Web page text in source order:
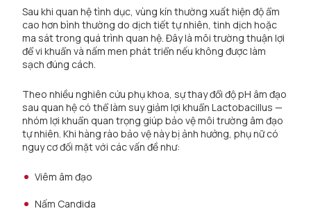
Sau khi quan hệ tình dục, vùng kín thường xuất hiện độ ẩm
cao hơn bình thường do dịch tiết tự nhiên, tinh dịch hoặc
ma sát trong quá trình quan hệ. Đây là môi trường thuận lợi
để vi khuẩn và nấm men phát triển nếu không được làm
sạch đúng cách.
Theo nhiều nghiên cứu phụ khoa, sự thay đổi độ pH âm đạo
sau quan hệ có thể làm suy giảm lợi khuẩn Lactobacillus —
nhóm lợi khuẩn quan trọng giúp bảo vệ môi trường âm đạo
tự nhiên. Khi hàng rào bảo vệ này bị ảnh hưởng, phụ nữ có
nguy cơ đối mặt với các vấn đề như:
Viêm âm đạo
Nấm Candida